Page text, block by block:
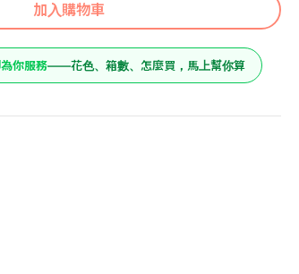
加入購物車
你服務——花色、箱數、怎麼買，馬上幫你算
7599